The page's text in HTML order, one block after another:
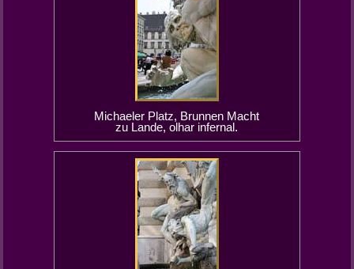
Michaeler Platz, Brunnen Macht
zu Lande, olhar infernal.